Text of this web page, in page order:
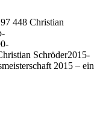
448 Christian
Schröder2015-
2015 – ein